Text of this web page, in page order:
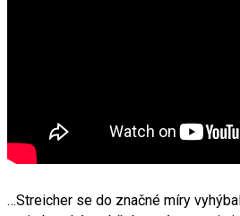
…Streicher se do značné míry